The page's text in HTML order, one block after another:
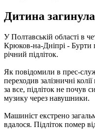
Дитина
У Полтавській області в
Крюков-на-Дніпрі - Бурти
річний підліток.
Як повідомили в прес-
переходив залізничні
за все, підліток не почув
музику через навушники.
Машиніст екстрено
вдалося. Підліток помер